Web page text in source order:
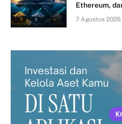
Ethereum,
7 Agustus 2026